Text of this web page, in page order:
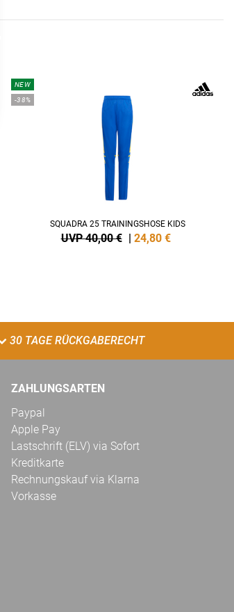
NEW
-38%
SQUADRA 25 TRAININGSHOSE KIDS
UVP 40,00 € | 24,80 €
30 TAGE RÜCKGABERECHT
ZAHLUNGSARTEN
Paypal
Apple Pay
Lastschrift (ELV) via Sofort
Kreditkarte
Rechnungskauf via Klarna
Vorkasse